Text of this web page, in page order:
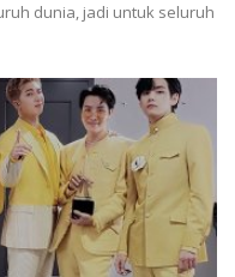
dunia, jadi untuk seluruh